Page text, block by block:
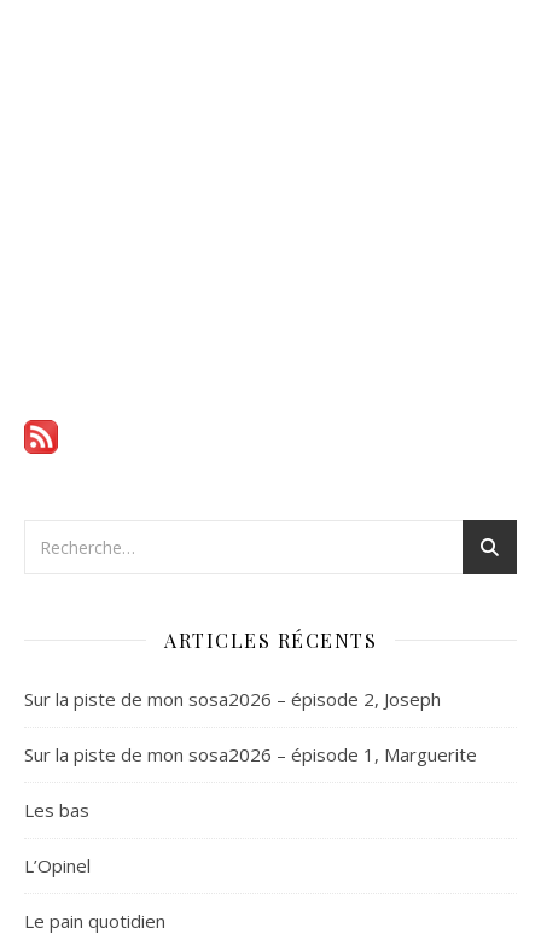
ARTICLES RÉCENTS
Sur la piste de mon sosa2026 – épisode 2, Joseph
Sur la piste de mon sosa2026 – épisode 1, Marguerite
Les bas
L’Opinel
Le pain quotidien